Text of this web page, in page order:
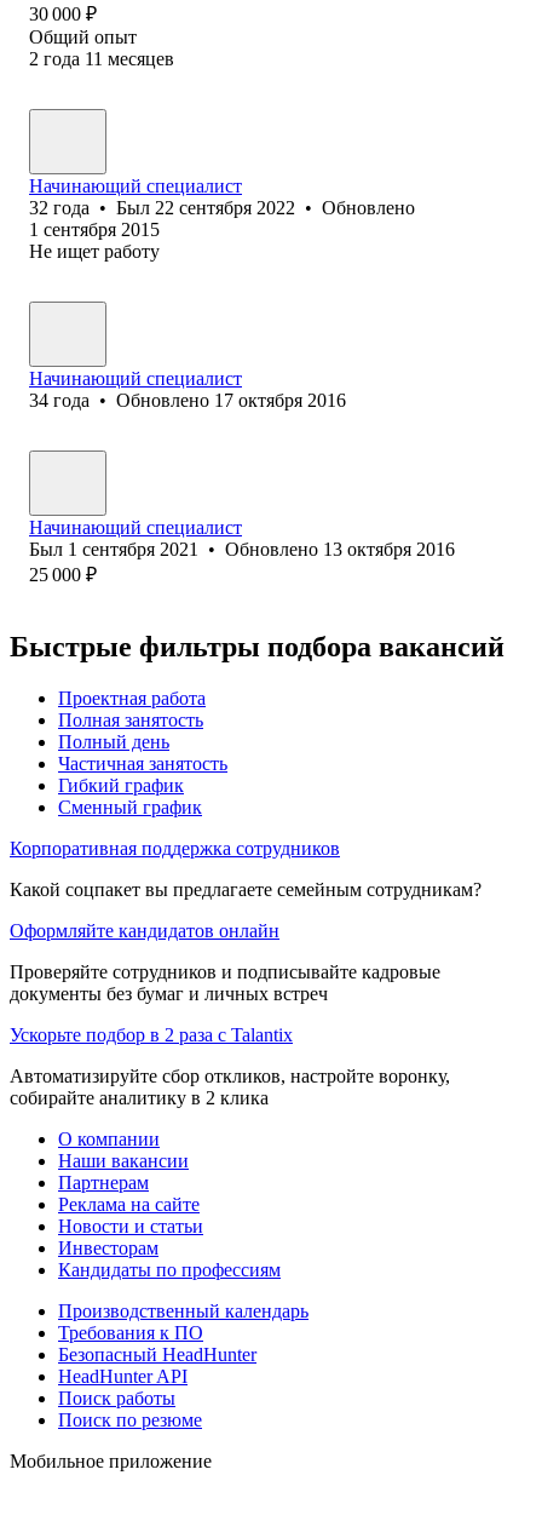
30 000 ₽
Общий опыт
2 года 11 месяцев
Начинающий специалист
32 года • Был 22 сентября 2022 • Обновлено
1 сентября 2015
Не ищет работу
Начинающий специалист
34 года • Обновлено 17 октября 2016
Начинающий специалист
Был 1 сентября 2021 • Обновлено 13 октября 2016
25 000 ₽
Быстрые фильтры подбора вакансий
Проектная работа
Полная занятость
Полный день
Частичная занятость
Гибкий график
Сменный график
Корпоративная поддержка сотрудников
Какой соцпакет вы предлагаете семейным сотрудникам?
Оформляйте кандидатов онлайн
Проверяйте сотрудников и подписывайте кадровые
документы без бумаг и личных встреч
Ускорьте подбор в 2 раза с Talantix
Автоматизируйте сбор откликов, настройте воронку,
собирайте аналитику в 2 клика
О компании
Наши вакансии
Партнерам
Реклама на сайте
Новости и статьи
Инвесторам
Кандидаты по профессиям
Производственный календарь
Требования к ПО
Безопасный HeadHunter
HeadHunter API
Поиск работы
Поиск по резюме
Мобильное приложение